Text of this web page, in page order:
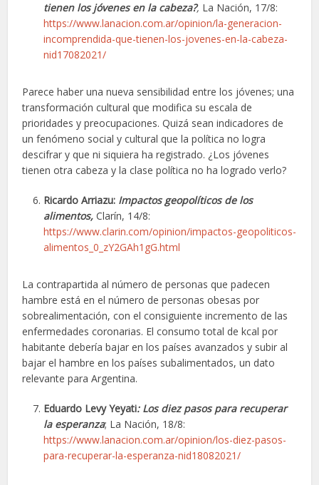
tienen los jóvenes en la cabeza?, La Nación, 17/8:
https://www.lanacion.com.ar/opinion/la-generacion-
incomprendida-que-tienen-los-jovenes-en-la-cabeza-
nid17082021/
Parece haber una nueva sensibilidad entre los jóvenes; una
transformación cultural que modifica su escala de
prioridades y preocupaciones. Quizá sean indicadores de
un fenómeno social y cultural que la política no logra
descifrar y que ni siquiera ha registrado. ¿Los jóvenes
tienen otra cabeza y la clase política no ha logrado verlo?
Ricardo Arriazu: Impactos geopolíticos de los
alimentos,Clarín, 14/8:
https://www.clarin.com/opinion/impactos-geopoliticos-
alimentos_0_zY2GAh1gG.html
La contrapartida al número de personas que padecen
hambre está en el número de personas obesas por
sobrealimentación, con el consiguiente incremento de las
enfermedades coronarias. El consumo total de kcal por
habitante debería bajar en los países avanzados y subir al
bajar el hambre en los países subalimentados, un dato
relevante para Argentina.
Eduardo Levy Yeyati: Los diez pasos para recuperar
la esperanza; La Nación, 18/8:
https://www.lanacion.com.ar/opinion/los-diez-pasos-
para-recuperar-la-esperanza-nid18082021/